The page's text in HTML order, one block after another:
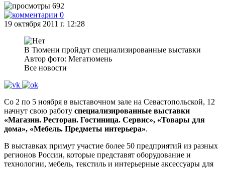
692
0
19 октября 2011 г. 12:28
В Тюмени пройдут специализированные выставки
Автор фото: Мегатюмень
Все новости
Со 2 по 5 ноября в выставочном зале на Севастопольской, 12
начнут свою работу специализированные выставки
«Магазин. Ресторан. Гостиница. Сервис», «Товары для
дома», «Мебель. Предметы интерьера».
В выставках примут участие более 50 предприятий из разных
регионов России, которые представят оборудование и
технологии, мебель, текстиль и интерьерные аксессуары для